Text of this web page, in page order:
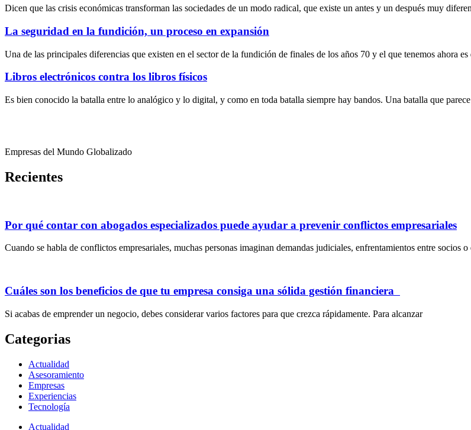
Dicen que las crisis económicas transforman las sociedades de un modo radical, que existe un antes y un después muy
La seguridad en la fundición, un proceso en expansión
Una de las principales diferencias que existen en el sector de la fundición de finales de los años 70 y el que tenemos ahora es
Libros electrónicos contra los libros físicos
Es bien conocido la batalla entre lo analógico y lo digital, y como en toda batalla siempre hay bandos. Una batalla que
Empresas del Mundo Globalizado
Recientes
Por qué contar con abogados especializados puede ayudar a prevenir conflictos empresariales
Cuando se habla de conflictos empresariales, muchas personas imaginan demandas judiciales, enfrentamientos entre socios
Cuáles son los beneficios de que tu empresa consiga una sólida gestión financiera
Si acabas de emprender un negocio, debes considerar varios factores para que crezca rápidamente. Para alcanzar
Categorias
Actualidad
Asesoramiento
Empresas
Experiencias
Tecnología
Actualidad